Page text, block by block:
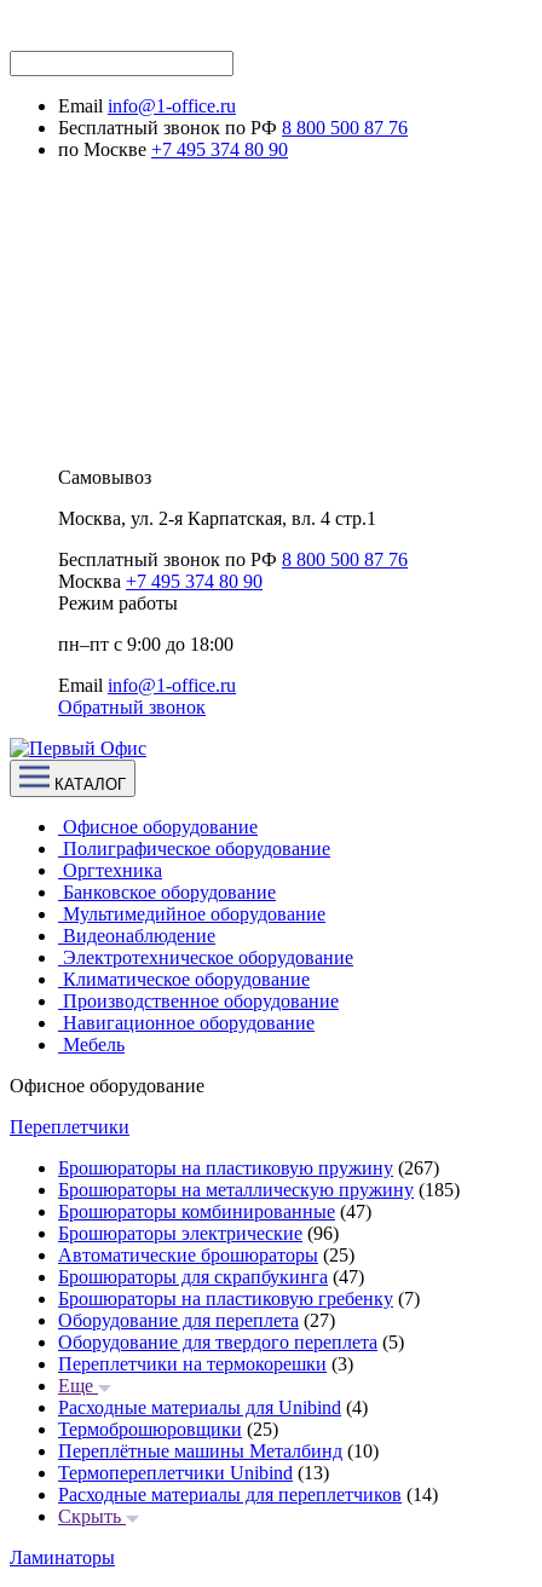
Email info@1-office.ru
Бесплатный звонок по РФ 8 800 500 87 76
по Москве +7 495 374 80 90
Самовывоз
Москва, ул. 2-я Карпатская, вл. 4 стр.1
Бесплатный звонок по РФ 8 800 500 87 76
Москва +7 495 374 80 90
Режим работы
пн–пт с 9:00 до 18:00
Email info@1-office.ru
Обратный звонок
КАТАЛОГ
Офисное оборудование
Полиграфическое оборудование
Оргтехника
Банковское оборудование
Мультимедийное оборудование
Видеонаблюдение
Электротехническое оборудование
Климатическое оборудование
Производственное оборудование
Навигационное оборудование
Мебель
Офисное оборудование
Переплетчики
Брошюраторы на пластиковую пружину (267)
Брошюраторы на металлическую пружину (185)
Брошюраторы комбинированные (47)
Брошюраторы электрические (96)
Автоматические брошюраторы (25)
Брошюраторы для скрапбукинга (47)
Брошюраторы на пластиковую гребенку (7)
Оборудование для переплета (27)
Оборудование для твердого переплета (5)
Переплетчики на термокорешки (3)
Еще
Расходные материалы для Unibind (4)
Термоброшюровщики (25)
Переплётные машины Металбинд (10)
Термопереплетчики Unibind (13)
Расходные материалы для переплетчиков (14)
Скрыть
Ламинаторы